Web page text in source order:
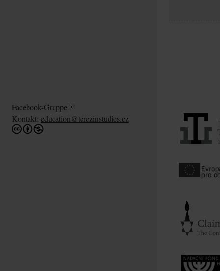
Facebook-Gruppe
Kontakt: education@terezinstudies.cz